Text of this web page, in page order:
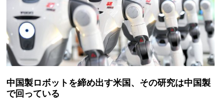
中国製ロボットを締め出す米国、その研究は中国製
で回っている